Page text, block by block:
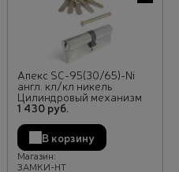
В
Апекс SC-95(30/65)-Ni
англ. кл/кл никель
Цилиндровый механизм
1 430 руб.
В корзину
Магазин:
ЗАМКИ-НТ